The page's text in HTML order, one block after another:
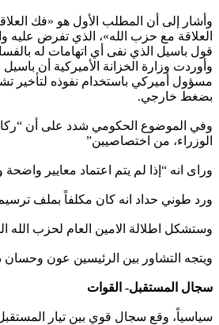
وأشار إلى أن المطلب الأول هو «فك
العلاقة مع حزب الله»، الذي تفرض عليه
قول باسيل الذي نفى أي اتهامات له
وأوردت وزارة الخزانة الأميركية أن
مسؤول أميركي باستخدام نفوذه لتأخير
بضغط خارجي.
الوزراء، من اختصاصيين”
وراى انه “إذا لم يتم اعتماد معايير
ورد طوني حداد انه كان مكلفاً بملف
وستشكل اطلالة الامين العام لحزب الله
ويتجه التشاور بين الرئيسين عون وحسان
سجال المستقبل- القوات
سياسياً، وقع سجال قوي بين تيار